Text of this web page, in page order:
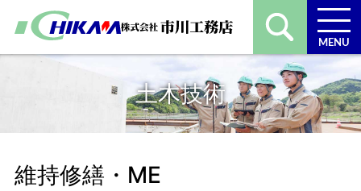
MENU
土木技術
維持修繕・ME